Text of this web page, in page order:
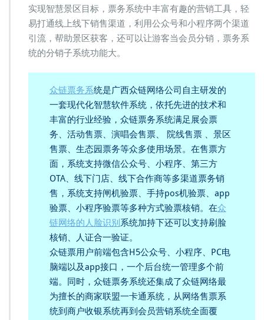
实现智慧景区目标，票务系统中丰富有趣的营销工具，轻
易打通线上线下销售渠道，利用公众号和小程序两个渠道
引流，帮助景区获客，还可以让游客当会员分销，票务系
统的分销子系统功能大。
众链票务系统是广西众链网络公司自主研发的
一套现代化智慧软件系统，依托先进的技术和
丰富的行业经验，众链票务系统满足展会票
务、活动售票、演唱会售票、 院线售票 、景区
售票、生态园票务等众多使用场景。在售票方
面，系统支持微信公众号、小程序、第三方
OTA、线下门店、线下合作商等多渠道票务销
售，系统支持闸机验票、手持pos机验票、app
验票、小程序验票等多种方式验票核销。在众
链网络的人脸识别 系统加持下还可以支持刷脸
核销、人证合一验证。
众链票用户前端包含H5公众号、小程序、PC电
脑端以及app接口，一个后台统一管理多个前
端。同时，众链票务系统还集成了众链网络最
为擅长的商家联盟一卡通系统，从网络售票系
统到商户收银系统再到会员营销系统全面覆